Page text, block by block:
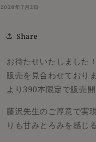
2020年7月2日
Share
お待たせいたしました！
販売を見合わせており
より390本限定で販売開
藤沢先生のご厚意で実
りも甘みとろみを感じ